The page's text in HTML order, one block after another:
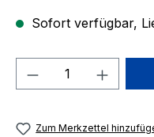
Sofort verfügbar,
Produkt
Zum Merkzettel